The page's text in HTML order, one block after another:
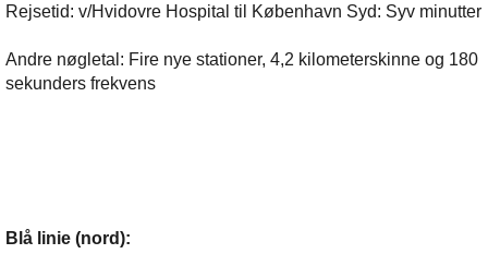
Rejsetid: v/Hvidovre Hospital til København Syd: Syv minutter
Andre nøgletal: Fire nye stationer, 4,2 kilometerskinne og 180
sekunders frekvens
Blå linie (nord):